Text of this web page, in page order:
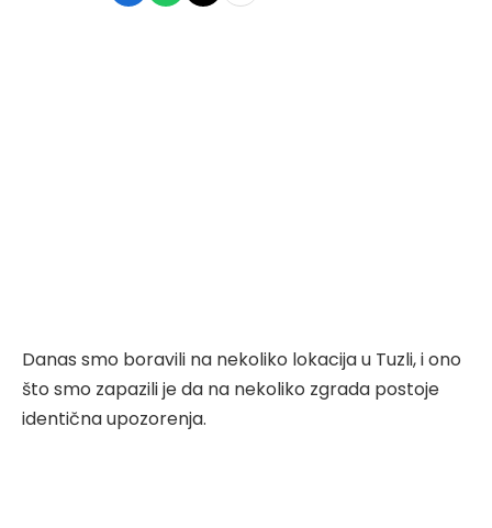
Danas smo boravili na nekoliko lokacija u Tuzli, i ono
što smo zapazili je da na nekoliko zgrada postoje
identična upozorenja.